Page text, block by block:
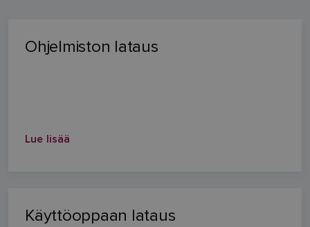
Ohjelmiston lataus
Lue lisää
Käyttöoppaan lataus